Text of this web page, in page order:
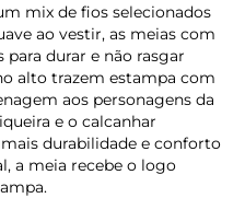
mix de fios selecionados
ao vestir, as meias com
para durar e não rasgar
alto trazem estampa com
aos personagens da
e o calcanhar
durabilidade e conforto
a meia recebe o logo